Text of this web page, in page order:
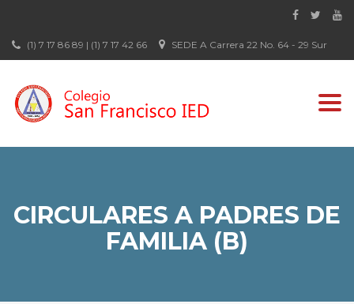
SEDE A Carrera 22 No. 64 - 29 Sur
(1) 7 17 86 89 | (1) 7 17 42 66
CIRCULARES A PADRES DE
FAMILIA (B)